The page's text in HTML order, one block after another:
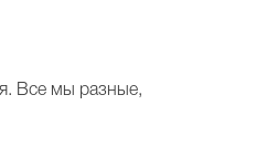
Все мы разные,